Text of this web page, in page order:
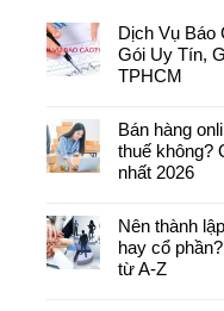
Dịch Vụ Báo
Gói Uy Tín,
TPHCM
Bán hàng
thuế không?
nhất 2026
Nên thành
hay cổ
từ A-Z